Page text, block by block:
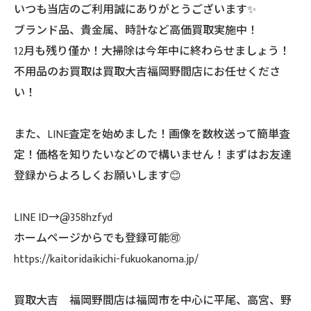
いつも当店のご利用誠にありがとうございます✨
ブランド品、貴金属、時計など高価買取実施中！
12月も残り僅か！大掃除は今年中に終わらせましょう！
不用品のお買取は買取大吉福岡野間店にお任せくださ
い！
また、LINE査定を始めました！画像を数枚送って簡単査
定！価格を知りたいなどので構いません！まずはお友達
登録からよろしくお願いします😊
LINE ID→@358hzfyd
ホームページからでも登録可能🉑
https://kaitoridaikichi-fukuokanoma.jp/
買取大吉 福岡野間店は福岡市を中心に平尾、高宮、野